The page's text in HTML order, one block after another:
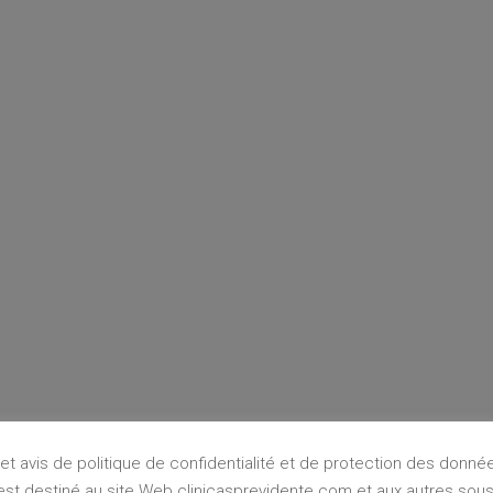
avis de politique de confidentialité et de protection des